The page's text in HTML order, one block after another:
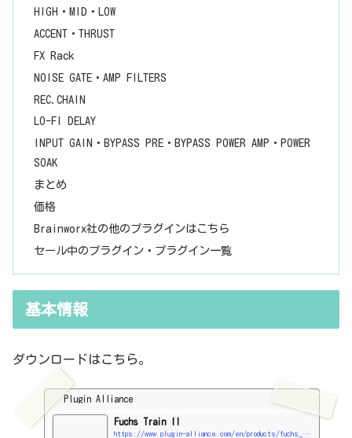
HIGH・MID・LOW
ACCENT・THRUST
FX Rack
NOISE GATE・AMP FILTERS
REC.CHAIN
LO-FI DELAY
INPUT GAIN・BYPASS PRE・BYPASS POWER AMP・POWER
SOAK
まとめ
価格
Brainworx社の他のプラグインはこちら
セール中のプラグイン・プラグイン一覧
基本情報
ダウンロードはこちら。
Plugin Alliance
Fuchs Train II
https://www.plugin-alliance.com/en/products/fuchs_train_ii.html